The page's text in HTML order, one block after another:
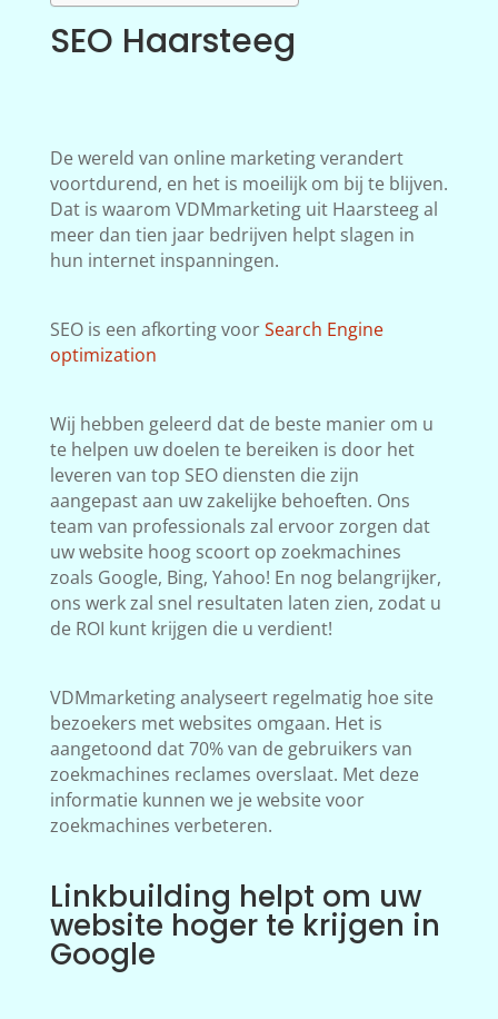
SEO Haarsteeg
De wereld van online marketing verandert
voortdurend, en het is moeilijk om bij te blijven.
Dat is waarom VDMmarketing uit Haarsteeg al
meer dan tien jaar bedrijven helpt slagen in
hun internet inspanningen.
SEO is een afkorting voorSearch Engine
optimization
Wij hebben geleerd dat de beste manier om u
te helpen uw doelen te bereiken is door het
leveren van top SEO diensten die zijn
aangepast aan uw zakelijke behoeften. Ons
team van professionals zal ervoor zorgen dat
uw website hoog scoort op zoekmachines
zoals Google, Bing, Yahoo! En nog belangrijker,
ons werk zal snel resultaten laten zien, zodat u
de ROI kunt krijgen die u verdient!
VDMmarketing analyseert regelmatig hoe site
bezoekers met websites omgaan. Het is
aangetoond dat 70% van de gebruikers van
zoekmachines reclames overslaat. Met deze
informatie kunnen we je website voor
zoekmachines verbeteren.
Linkbuilding helpt om uw
website hoger te krijgen in
Google